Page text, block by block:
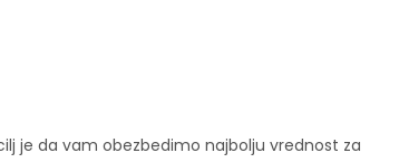
je da vam obezbedimo najbolju vrednost za